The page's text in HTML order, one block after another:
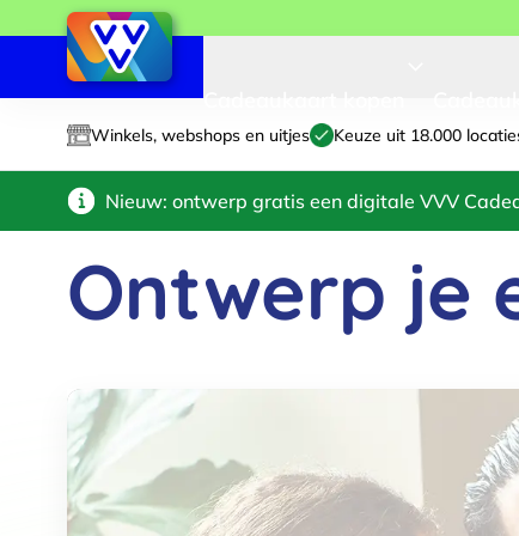
Winkels, webshops en uitjes Keuze uit 18.000
Nieuw: ontwerp gratis een digitale VVV
Ontwerp je
✓ Type cadeaukaart Kies een thema